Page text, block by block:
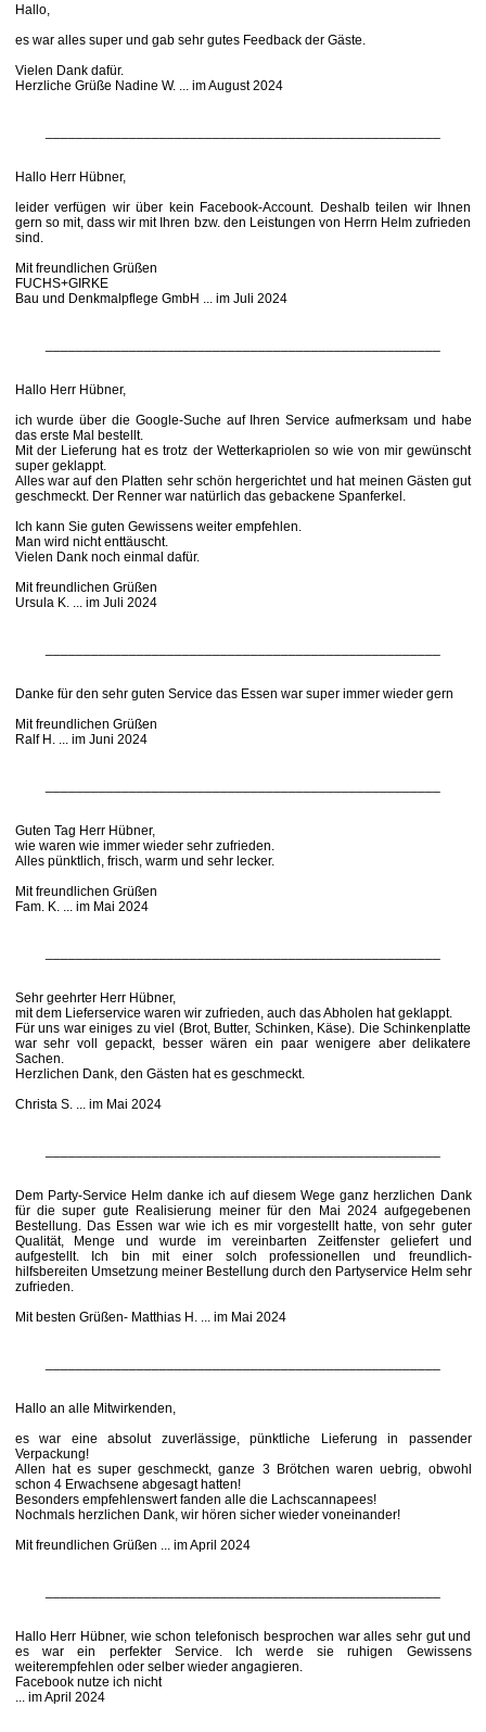
Hallo,
es war alles super und gab sehr gutes Feedback der Gäste.
Vielen Dank dafür.
Herzliche Grüße Nadine W. ... im August 2024
Hallo Herr Hübner,
leider verfügen wir über kein Facebook-Account. Deshalb teilen wir Ihnen
gern so mit, dass wir mit Ihren bzw. den Leistungen von Herrn Helm zufrieden
sind.
Mit freundlichen Grüßen
FUCHS+GIRKE
Bau und Denkmalpflege GmbH ... im Juli 2024
Hallo Herr Hübner,
ich wurde über die Google-Suche auf Ihren Service aufmerksam und habe
das erste Mal bestellt.
Mit der Lieferung hat es trotz der Wetterkapriolen so wie von mir gewünscht
super geklappt.
Alles war auf den Platten sehr schön hergerichtet und hat meinen Gästen gut
geschmeckt. Der Renner war natürlich das gebackene Spanferkel.
Ich kann Sie guten Gewissens weiter empfehlen.
Man wird nicht enttäuscht.
Vielen Dank noch einmal dafür.
Mit freundlichen Grüßen
Ursula K. ... im Juli 2024
Danke für den sehr guten Service das Essen war super immer wieder gern
Mit freundlichen Grüßen
Ralf H. ... im Juni 2024
Guten Tag Herr Hübner,
wie waren wie immer wieder sehr zufrieden.
Alles pünktlich, frisch, warm und sehr lecker.
Mit freundlichen Grüßen
Fam. K. ... im Mai 2024
Sehr geehrter Herr Hübner,
mit dem Lieferservice waren wir zufrieden, auch das Abholen hat geklappt.
Für uns war einiges zu viel (Brot, Butter, Schinken, Käse). Die Schinkenplatte
war sehr voll gepackt, besser wären ein paar wenigere aber delikatere
Sachen.
Herzlichen Dank, den Gästen hat es geschmeckt.
Christa S. ... im Mai 2024
Dem Party-Service Helm danke ich auf diesem Wege ganz herzlichen Dank
für die super gute Realisierung meiner für den Mai 2024 aufgegebenen
Bestellung. Das Essen war wie ich es mir vorgestellt hatte, von sehr guter
Qualität, Menge und wurde im vereinbarten Zeitfenster geliefert und
aufgestellt. Ich bin mit einer solch professionellen und freundlich-
hilfsbereiten Umsetzung meiner Bestellung durch den Partyservice Helm sehr
zufrieden.
Mit besten Grüßen- Matthias H. ... im Mai 2024
Hallo an alle Mitwirkenden,
es war eine absolut zuverlässige, pünktliche Lieferung in passender
Verpackung!
Allen hat es super geschmeckt, ganze 3 Brötchen waren uebrig, obwohl
schon 4 Erwachsene abgesagt hatten!
Besonders empfehlenswert fanden alle die Lachscannapees!
Nochmals herzlichen Dank, wir hören sicher wieder voneinander!
Mit freundlichen Grüßen ... im April 2024
Hallo Herr Hübner, wie schon telefonisch besprochen war alles sehr gut und
es war ein perfekter Service. Ich werde sie ruhigen Gewissens
weiterempfehlen oder selber wieder angagieren.
Facebook nutze ich nicht
... im April 2024